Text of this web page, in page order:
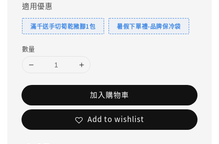
適用優惠
滿千送手切筍乾豬腳1包 暑假下單禮-品牌保冷袋
數量
加入購物車
Add to wishlist